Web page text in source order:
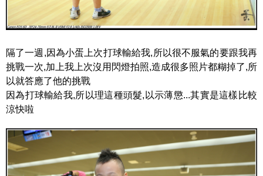
隔了一週,因為小蛋上次打球輸給我,所以很不服氣的要跟我再
挑戰一次,加上我上次沒用閃燈拍照,造成很多照片都糊掉了,所
以就答應了他的挑戰
因為打球輸給我,所以理這種頭髮,以示薄懲...其實是這樣比較
涼快啦